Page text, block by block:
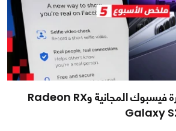
ملخص الأسبوع| شارة فيسبوك المجانية وRadeon RX